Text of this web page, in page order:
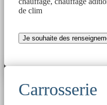
de clim
Je souhaite des
Carrosserie